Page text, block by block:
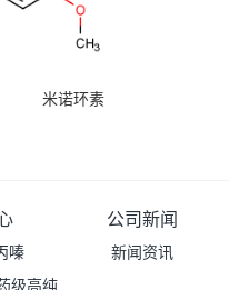
米诺环素
嗪
级高纯
公司新闻
新闻资讯